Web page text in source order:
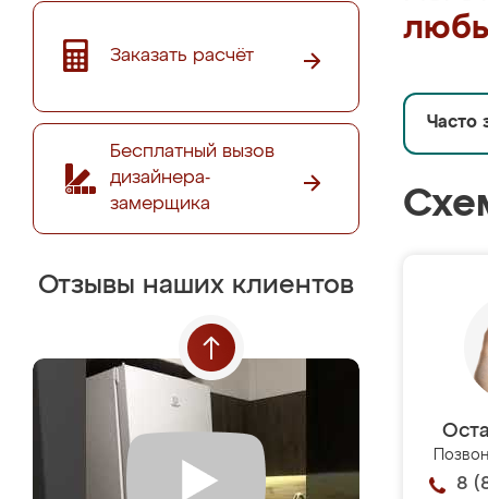
Заказать расчёт
Бесплатный вызов
дизайнера-
замерщика
Отзывы наших клиентов
Часто
8